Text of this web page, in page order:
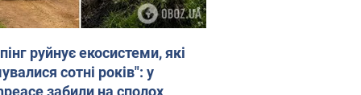
руйнує екосистеми, які
сотні років": у
забили на сполох